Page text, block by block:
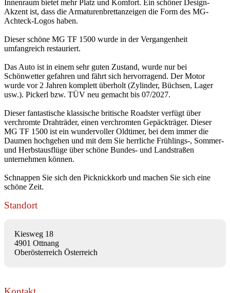
Innenraum bietet mehr Platz und Komfort. Ein schöner Design-
Akzent ist, dass die Armaturenbrettanzeigen die Form des MG-
Achteck-Logos haben.
Dieser schöne MG TF 1500 wurde in der Vergangenheit
umfangreich restauriert.
Das Auto ist in einem sehr guten Zustand, wurde nur bei
Schönwetter gefahren und fährt sich hervorragend. Der Motor
wurde vor 2 Jahren komplett überholt (Zylinder, Büchsen, Lager
usw.). Pickerl bzw. TÜV neu gemacht bis 07/2027.
Dieser fantastische klassische britische Roadster verfügt über
verchromte Drahträder, einen verchromten Gepäckträger. Dieser
MG TF 1500 ist ein wundervoller Oldtimer, bei dem immer die
Daumen hochgehen und mit dem Sie herrliche Frühlings-, Sommer-
und Herbstausflüge über schöne Bundes- und Landstraßen
unternehmen können.
Schnappen Sie sich den Picknickkorb und machen Sie sich eine
schöne Zeit.
Standort
Kiesweg 18
4901 Ottnang
Oberösterreich Österreich